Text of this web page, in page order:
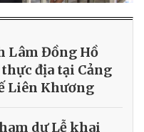
Lâm Đồng Hồ
địa tại Cảng
Liên Khương
dự Lễ khai